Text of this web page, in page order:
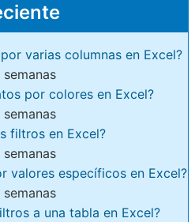
varias columnas en Excel?
por colores en Excel?
filtros en Excel?
valores específicos en Excel?
a una tabla en Excel?